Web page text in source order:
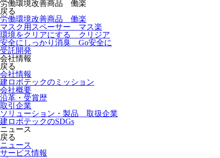
労働環境改善商品 働楽
戻る
労働環境改善商品 働楽
マスク用スペーサー マス楽
環境をクリアにする クリジア
安全にしっかり消臭 Go安全に
受託開発
会社情報
戻る
会社情報
建ロボテックのミッション
会社概要
沿革・受賞歴
取引企業
ソリューション・製品 取扱企業
建ロボテックのSDGs
ニュース
戻る
ニュース
サービス情報